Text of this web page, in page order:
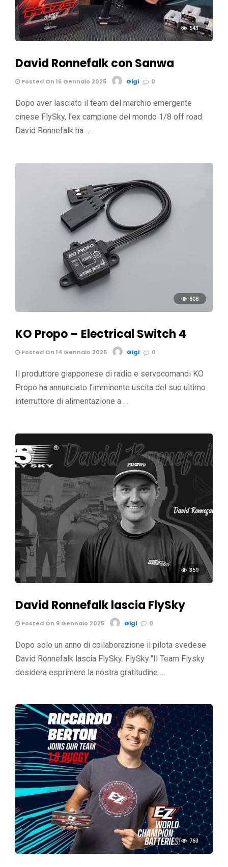
543
David Ronnefalk con Sanwa
Posted On 16 Gennaio 2025 Gigi 0
Dopo aver lasciato il team del marchio emergente
cinese FlySky, l'ex campione del mondo 1/8 off road
David Ronnefalk ha …
808
KO Propo – Electrical Switch 4
Posted On 14 Gennaio 2025 Gigi 0
Il produttore giapponese di radio e servocomandi KO
Propo ha annunciato l'imminente uscita del suo ultimo
interruttore di alimentazione a …
359
David Ronnefalk lascia FlySky
Posted On 9 Gennaio 2025 Gigi 0
Dopo solo un anno di collaborazione il pilota svedese
David Ronnefalk lascia FlySky. FlySky:"Il Team Flysky
desidera esprimere la nostra gratitudine …
763